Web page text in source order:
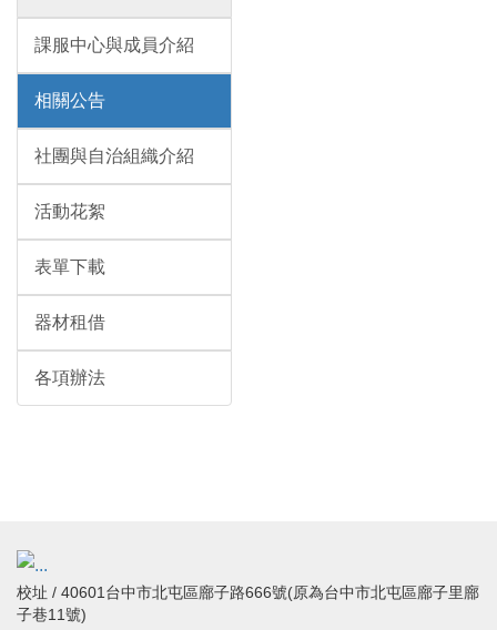
課服中心與成員介紹
相關公告
社團與自治組織介紹
活動花絮
表單下載
器材租借
各項辦法
校址 / 40601台中市北屯區廍子路666號(原為台中市北屯區廍子里廍
子巷11號)